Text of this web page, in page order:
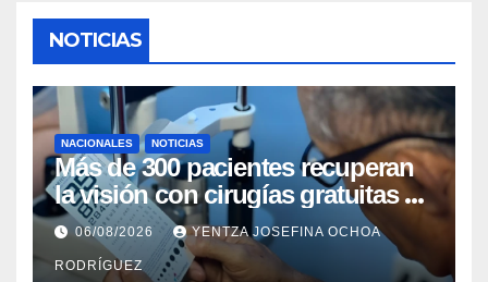
NOTICIAS
NACIONALES NOTICIAS
Más de 300 pacientes recuperan
la visión con cirugías gratuitas de
cataratas en Zulia
06/08/2026 YENTZA JOSEFINA OCHOA
RODRÍGUEZ